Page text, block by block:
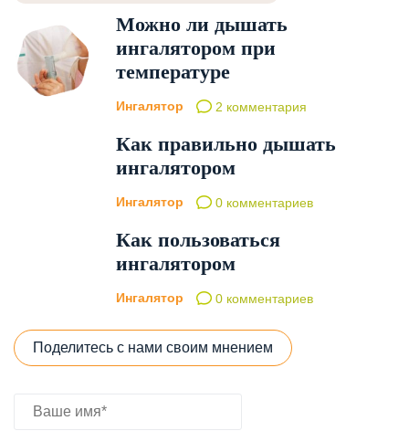
Можно ли дышать
ингалятором при
температуре
Ингалятор 2 комментария
Как правильно дышать
ингалятором
Ингалятор 0 комментариев
Как пользоваться
ингалятором
Ингалятор 0 комментариев
Поделитесь с нами своим мнением